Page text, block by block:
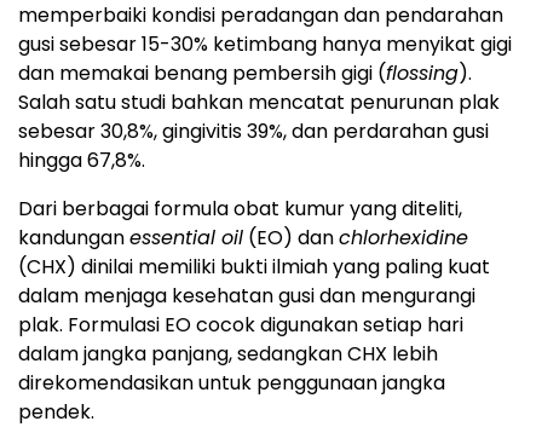
memperbaiki kondisi peradangan dan pendarahan
gusi sebesar 15-30% ketimbang hanya menyikat gigi
dan memakai benang pembersih gigi (flossing).
Salah satu studi bahkan mencatat penurunan plak
sebesar 30,8%, gingivitis 39%, dan perdarahan gusi
hingga 67,8%.
Dari berbagai formula obat kumur yang diteliti,
kandunganessential oil (EO) danchlorhexidine
(CHX) dinilai memiliki bukti ilmiah yang paling kuat
dalam menjaga kesehatan gusi dan mengurangi
plak. Formulasi EO cocok digunakan setiap hari
dalam jangka panjang, sedangkan CHX lebih
direkomendasikan untuk penggunaan jangka
pendek.